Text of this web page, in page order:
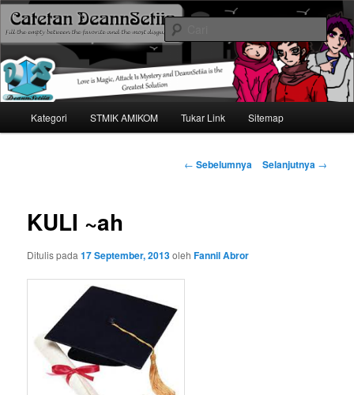
Catetan DS
Mari bermimpi dan ciptakan kehendak
Cari
Langsung
utama
Kategori STMIK AMIKOM Tukar Link Sitemap
Navigasi
← Sebelumnya Selanjutnya →
KULI ~ah
Ditulis pada17 September, 2013olehFannil Abror